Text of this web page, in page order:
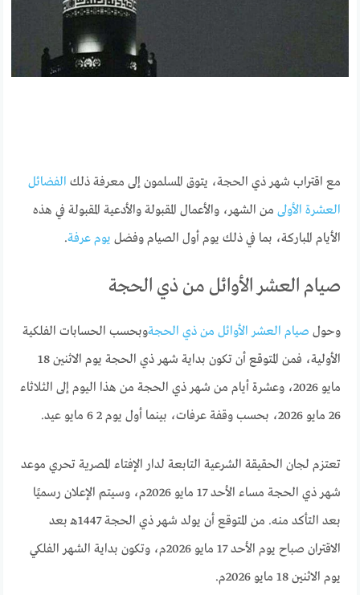
مع اقتراب شهر ذي الحجة، يتوق المسلمون إلى معرفة ذلك الفضائل
العشرة الأولى من الشهر، والأعمال المقبولة والأدعية المقبولة في هذه
الأيام المباركة، بما في ذلك يوم أول الصيام وفضل يوم عرفة.
صيام العشر الأوائل من ذي الحجة
وحول صيام العشر الأوائل من ذي الحجةوبحسب الحسابات الفلكية
الأولية، فمن المتوقع أن تكون بداية شهر ذي الحجة يوم الاثنين 18
مايو 2026، وعشرة أيام من شهر ذي الحجة من هذا اليوم إلى الثلاثاء
26 مايو 2026، بحسب وقفة عرفات، بينما أول يوم 2 6 مايو عيد.
تعتزم لجان الحقيقة الشرعية التابعة لدار الإفتاء المصرية تحري موعد
شهر ذي الحجة مساء الأحد 17 مايو 2026م، وسيتم الإعلان رسميًا
بعد التأكد منه. من المتوقع أن يولد شهر ذي الحجة 1447هـ بعد
الاقتران صباح يوم الأحد 17 مايو 2026م، وتكون بداية الشهر الفلكي
يوم الاثنين 18 مايو 2026م.